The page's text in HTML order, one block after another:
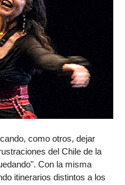
como otros, dejar
del Chile de la
Con la misma
itinerarios distintos a los